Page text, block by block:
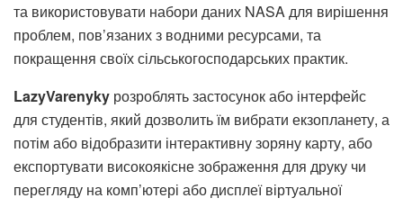
та використовувати набори даних NASA для вирішення
проблем, пов’язаних з водними ресурсами, та
покращення своїх сільськогосподарських практик.
LazyVarenyky розроблять застосунок або інтерфейс
для студентів, який дозволить їм вибрати екзопланету, а
потім або відобразити інтерактивну зоряну карту, або
експортувати високоякісне зображення для друку чи
перегляду на комп’ютері або дисплеї віртуальної